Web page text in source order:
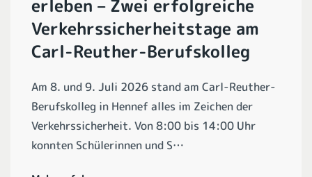
erleben – Zwei erfolgreiche
Verkehrssicherheitstage am
Carl-Reuther-Berufskolleg
Am 8. und 9. Juli 2026 stand am Carl-Reuther-
Berufskolleg in Hennef alles im Zeichen der
Verkehrssicherheit. Von 8:00 bis 14:00 Uhr
konnten Schülerinnen und S…